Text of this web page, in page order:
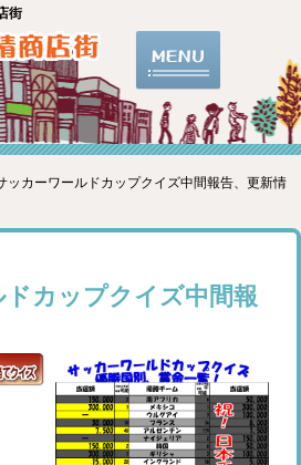
街
ッカーワールドカップクイズ中間報告、更新情
カップクイズ中間報